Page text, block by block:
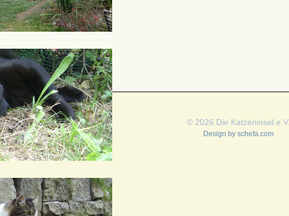
© 2026 Die Katzeninsel e.V.
Design by schefa.com